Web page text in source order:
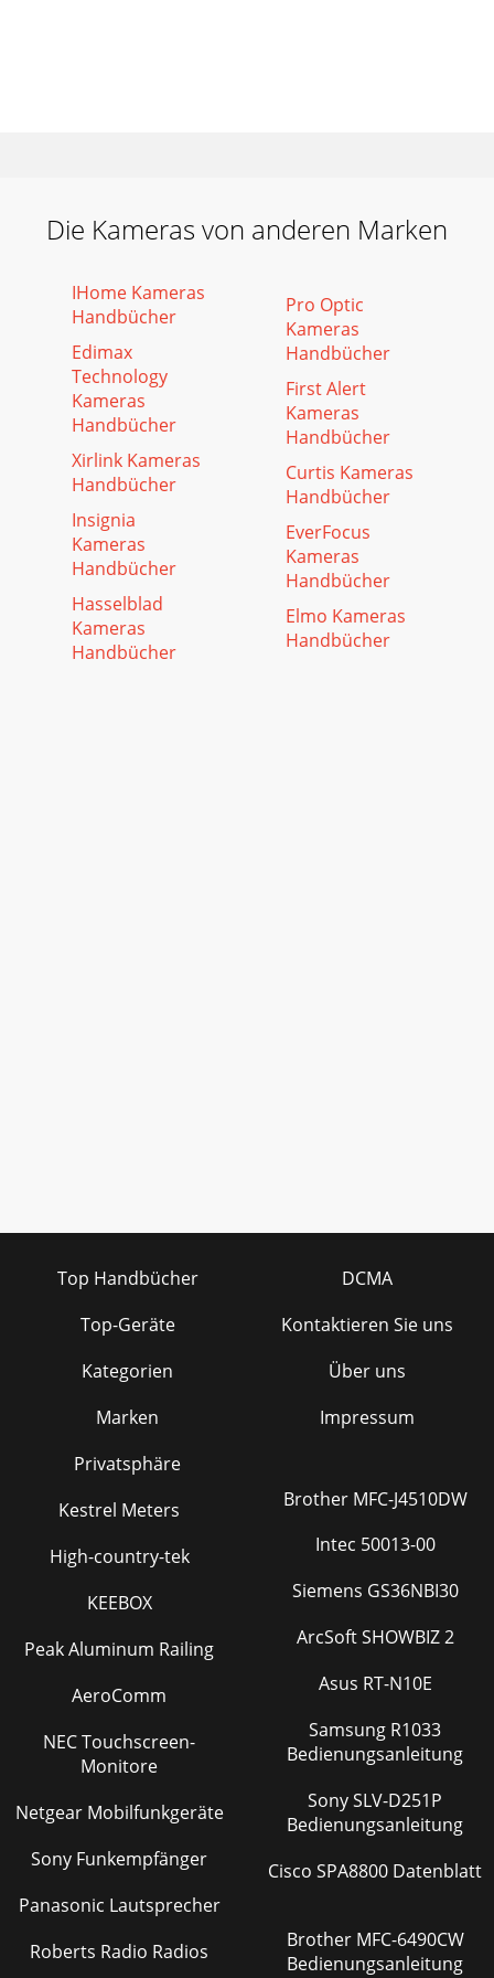
Die Kameras von anderen Marken
IHome Kameras
Handbücher
Edimax
Technology
Kameras
Handbücher
Xirlink Kameras
Handbücher
Insignia
Kameras
Handbücher
Hasselblad
Kameras
Handbücher
Pro Optic
Kameras
Handbücher
First Alert
Kameras
Handbücher
Curtis Kameras
Handbücher
EverFocus
Kameras
Handbücher
Elmo Kameras
Handbücher
Top Handbücher
Top-Geräte
Kategorien
Marken
Privatsphäre
DCMA
Kontaktieren Sie uns
Über uns
Impressum
Kestrel Meters
High-country-tek
KEEBOX
Peak Aluminum Railing
AeroComm
NEC Touchscreen-
Monitore
Netgear Mobilfunkgeräte
Sony Funkempfänger
Panasonic Lautsprecher
Roberts Radio Radios
Brother MFC-J4510DW
Intec 50013-00
Siemens GS36NBI30
ArcSoft SHOWBIZ 2
Asus RT-N10E
Samsung R1033
Bedienungsanleitung
Sony SLV-D251P
Bedienungsanleitung
Cisco SPA8800 Datenblatt
Brother MFC-6490CW
Bedienungsanleitung